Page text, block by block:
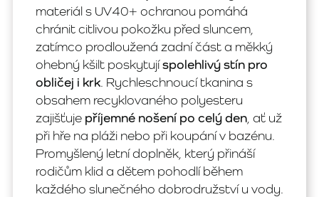
materiál s UV40+ ochranou pomáhá
chránit citlivou pokožku před sluncem,
zatímco prodloužená zadní část a měkký
ohebný kšilt poskytujíspolehlivý stín pro
obličej i krk. Rychleschnoucí tkanina s
obsahem recyklovaného polyesteru
zajišťuje příjemné nošení po celý den , ať už
při hře na pláži nebo při koupání v bazénu.
Promyšlený letní doplněk, který přináší
rodičům klid a dětem pohodlí během
každého slunečného dobrodružství u vody.